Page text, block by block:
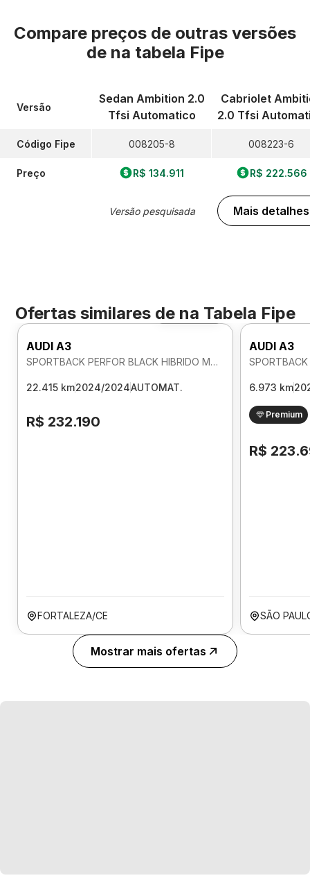
Compare preços de outras versões
de na tabela Fipe
Versão
Código Fipe
Preço
Sedan Ambition 2.0
Tfsi Automatico
008205-8
R$ 134.911
Versão pesquisada
Cabriolet
2.0 Tfsi
008223-6
R$ 222.566
Mais detalhes
Ofertas similares de na Tabela Fipe
Foto 360º
AUDI A3
SPORTBACK PERFOR BLACK HIBRIDO MHEV 2.0 AUTOMATICO
22.415 km2024/2024AUTOMAT.
R$ 232.190
FORTALEZA/CE
AUDI A3
6.973 km
Premium
R$
SÃO
Mostrar mais ofertas